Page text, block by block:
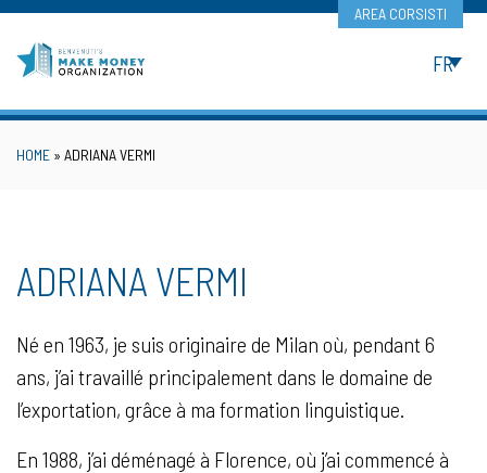
Skip
content
AREA CORSISTI
FR
HOME » ADRIANA VERMI
ADRIANA VERMI
Né en 1963, je suis originaire de Milan où, pendant 6
ans, j’ai travaillé principalement dans le domaine de
l’exportation, grâce à ma formation linguistique.
En 1988, j’ai déménagé à Florence, où j’ai commencé à